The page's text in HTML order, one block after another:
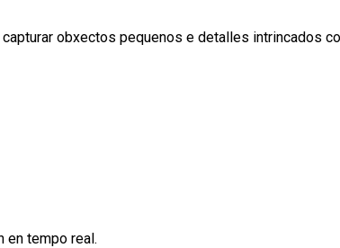
obxectos pequenos e detalles intrincados
en tempo real.